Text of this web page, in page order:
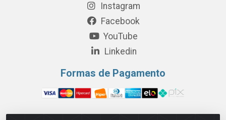
Instagram
Facebook
YouTube
Linkedin
Formas de Pagamento